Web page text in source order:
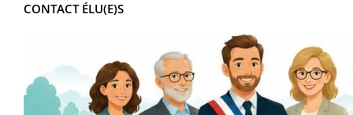
CONTACT ÉLU(E)S